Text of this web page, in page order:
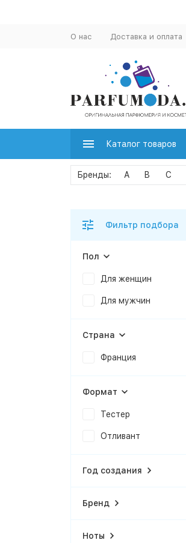
О нас Доставка и оплата
Каталог товаров
A B C
Фильтр подбора
Пол
Для женщин
Для мужчин
Страна
Франция
Формат
Тестер
Отливант
Год создания
Бренд
Ноты